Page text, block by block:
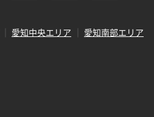
愛知中央エリア
愛知南部エリア